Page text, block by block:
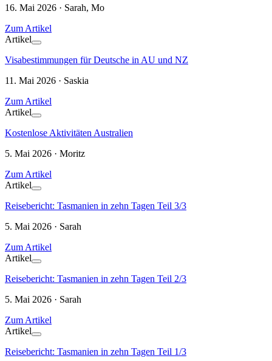
16. Mai 2026 · Sarah, Mo
Zum Artikel
Artikel
Visabestimmungen für Deutsche in AU und NZ
11. Mai 2026 · Saskia
Zum Artikel
Artikel
Kostenlose Aktivitäten Australien
5. Mai 2026 · Moritz
Zum Artikel
Artikel
Reisebericht: Tasmanien in zehn Tagen Teil 3/3
5. Mai 2026 · Sarah
Zum Artikel
Artikel
Reisebericht: Tasmanien in zehn Tagen Teil 2/3
5. Mai 2026 · Sarah
Zum Artikel
Artikel
Reisebericht: Tasmanien in zehn Tagen Teil 1/3